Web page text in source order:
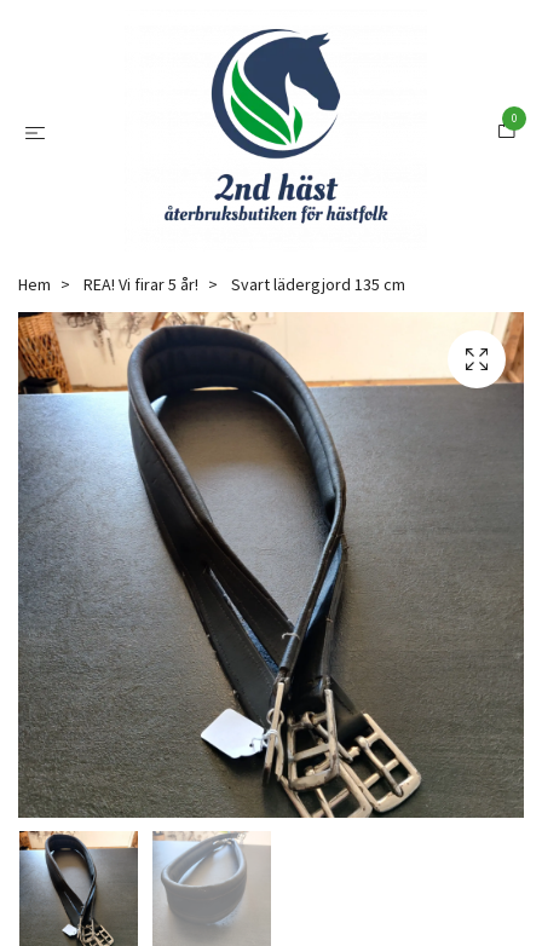
0
Hem REA! Vi firar 5 år! Svart lädergjord 135 cm